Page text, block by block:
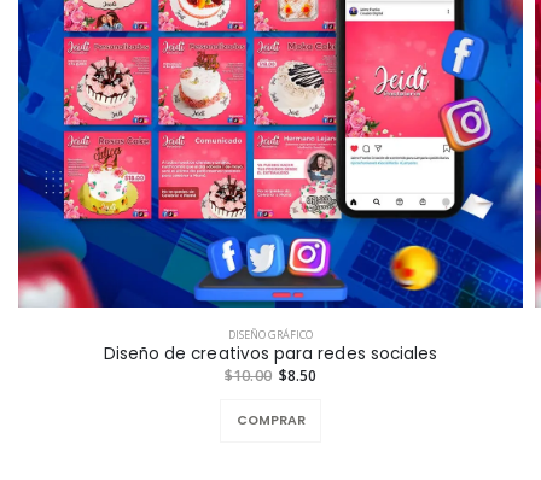
DISEÑO GRÁFICO
Diseño de creativos para redes sociales
$10.00 $8.50
COMPRAR